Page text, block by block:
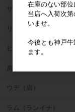
サーロイン
リブロース
ヒレ
肩ロース
ウデ（肩）
ラム（ランイチ）
在庫のない部位
当店へ入荷次
いませ。
今後とも神戸
ます。